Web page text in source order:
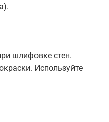
шлифовке стен.
Используйте